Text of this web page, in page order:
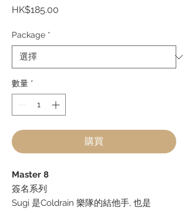
HK$185.00
Package *
數量 *
購買
Master 8
簽名系列
Sugi 是Coldrain 樂隊的結他手, 也是